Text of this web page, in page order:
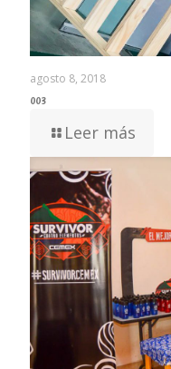
agosto 8, 2018
003
Leer más